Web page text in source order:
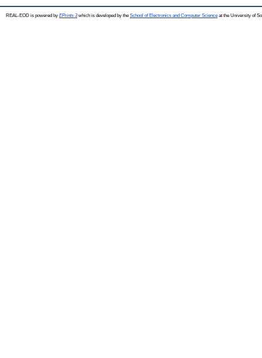
REAL-EOD is powered by EPrints 3which is developed by the School of Electronics and Computer Science at the University of